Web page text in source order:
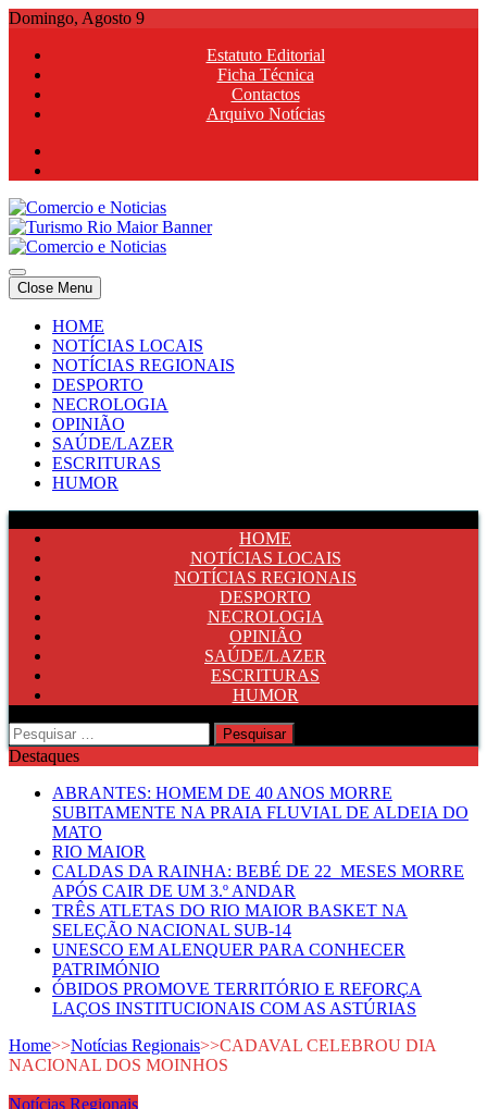
Skip
content
Domingo, Agosto 9
Estatuto Editorial
Ficha Técnica
Contactos
Arquivo Notícias
Comercio e Noticias
Notícias e Publicidade Online
Comercio e Noticias
Notícias e Publicidade Online
Close Menu
HOME
NOTÍCIAS LOCAIS
NOTÍCIAS REGIONAIS
DESPORTO
NECROLOGIA
OPINIÃO
SAÚDE/LAZER
ESCRITURAS
HUMOR
HOME
NOTÍCIAS LOCAIS
NOTÍCIAS REGIONAIS
DESPORTO
NECROLOGIA
OPINIÃO
SAÚDE/LAZER
ESCRITURAS
HUMOR
Pesquisar
por:
Destaques
ABRANTES: HOMEM DE 40 ANOS MORRE
SUBITAMENTE NA PRAIA FLUVIAL DE ALDEIA DO
MATO
RIO MAIOR
CALDAS DA RAINHA: BEBÉ DE 22 MESES MORRE
APÓS CAIR DE UM 3.º ANDAR
TRÊS ATLETAS DO RIO MAIOR BASKET NA
SELEÇÃO NACIONAL SUB-14
UNESCO EM ALENQUER PARA CONHECER
PATRIMÓNIO
ÓBIDOS PROMOVE TERRITÓRIO E REFORÇA
LAÇOS INSTITUCIONAIS COM AS ASTÚRIAS
Home>>Notícias Regionais>>CADAVAL CELEBROU DIA
NACIONAL DOS MOINHOS
Notícias Regionais